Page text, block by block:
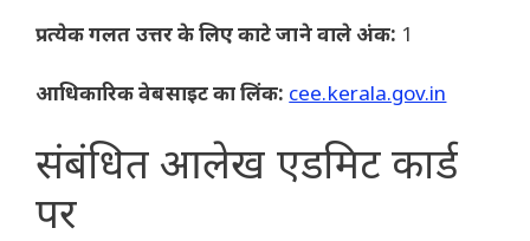
प्रत्येक गलत उत्तर के लिए काटे जाने वाले अंक: 1
आधिकारिक वेबसाइट का लिंक: cee.kerala.gov.in
संबंधित आलेख एडमिट कार्ड
पर